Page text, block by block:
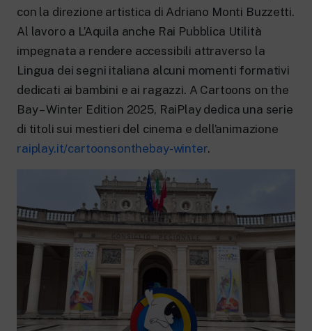
con la direzione artistica di Adriano Monti Buzzetti.
Al lavoro a L’Aquila anche Rai Pubblica Utilità
impegnata a rendere accessibili attraverso la
Lingua dei segni italiana alcuni momenti formativi
dedicati ai bambini e ai ragazzi. A Cartoons on the
Bay – Winter Edition 2025, RaiPlay dedica una serie
di titoli sui mestieri del cinema e dell’animazione
raiplay.it/cartoonsonthebay-winter.